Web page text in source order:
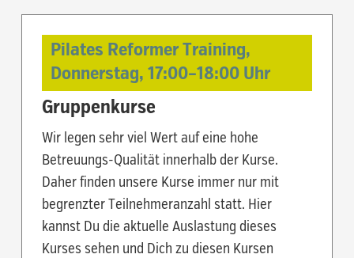
Pilates Reformer Training,
Donnerstag,17:00–18:00 Uhr
Gruppenkurse
Wir legen sehr viel Wert auf eine hohe
Betreuungs-Qualität innerhalb der Kurse.
Daher finden unsere Kurse immer nur mit
begrenzter Teilnehmeranzahl statt. Hier
kannst Du die aktuelle Auslastung dieses
Kurses sehen und Dich zu diesen Kursen